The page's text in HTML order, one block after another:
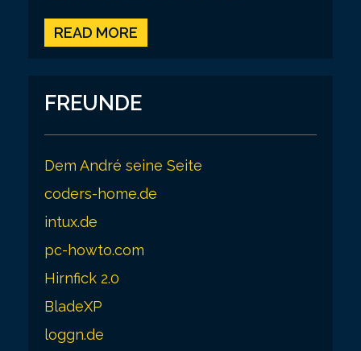
READ MORE
FREUNDE
Dem André seine Seite
coders-home.de
intux.de
pc-howto.com
Hirnfick 2.0
BladeXP
loggn.de